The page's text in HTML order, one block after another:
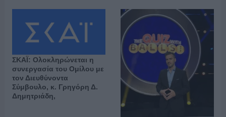
ΣΚΑΪ: Ολοκληρώνεται η
συνεργασία του Ομίλου με
τον Διευθύνοντα
Σύμβουλο, κ. Γρηγόρη Δ.
Δημητριάδη,